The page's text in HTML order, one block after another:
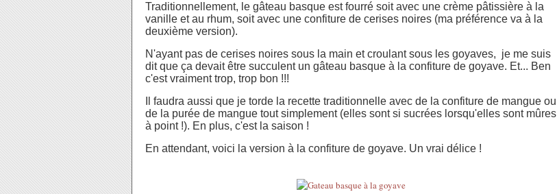
Traditionnellement, le gâteau basque est fourré soit avec une crème pâtissière à la
vanille et au rhum, soit avec une confiture de cerises noires (ma préférence va à la
deuxième version).
N'ayant pas de cerises noires sous la main et croulant sous les goyaves, je me suis
dit que ça devait être succulent un gâteau basque à la confiture de goyave. Et... Ben
c'est vraiment trop, trop bon !!!
Il faudra aussi que je torde la recette traditionnelle avec de la confiture de mangue ou
de la purée de mangue tout simplement (elles sont si sucrées lorsqu'elles sont mûres
à point !). En plus, c'est la saison !
En attendant, voici la version à la confiture de goyave. Un vrai délice !